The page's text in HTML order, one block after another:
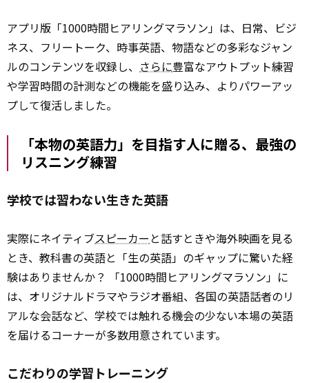
アプリ版「1000時間ヒアリングマラソン」は、日常、ビジ
ネス、フリートーク、時事英語、物語などの多彩なジャン
ルのコンテンツを収録し、 さらに豊富なアウトプット練習
や学習時間の計測などの機能を盛り込み、よりパワーアッ
プして復活しました。
「本物の英語力」を目指す人に贈る、最強の
リスニング練習
学校では習わない生きた英語
実際にネイティブスピーカー と話すときや海外映画を見る
とき、教科書の英語と「生の英語」のギャップに驚いた経
験はありませんか？ 「1000時間ヒアリングマラソン」に
は、オリジナルドラマやラジオ番組、各国の英語話者のリ
アルな会話など、学校では触れる機会の少ない本場の英語
を届けるコーナーが多数用意されています。
こだわりの学習トレーニング